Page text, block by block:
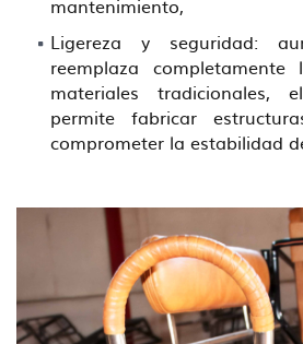
mantenimiento,
Ligereza y seguridad:
reemplaza
materiales tradicionales,
permite fabricar
comprometer la estabilidad